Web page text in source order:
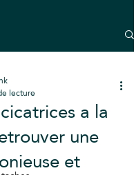
a la
une
et
lecture